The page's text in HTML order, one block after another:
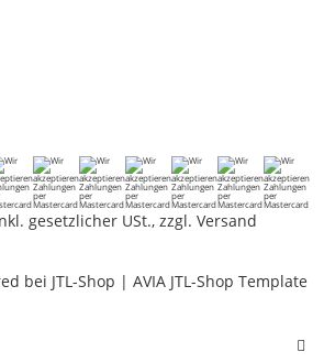
gesetzlicher USt., zzgl. Versand
bei JTL-Shop | AVIA JTL-Shop Template